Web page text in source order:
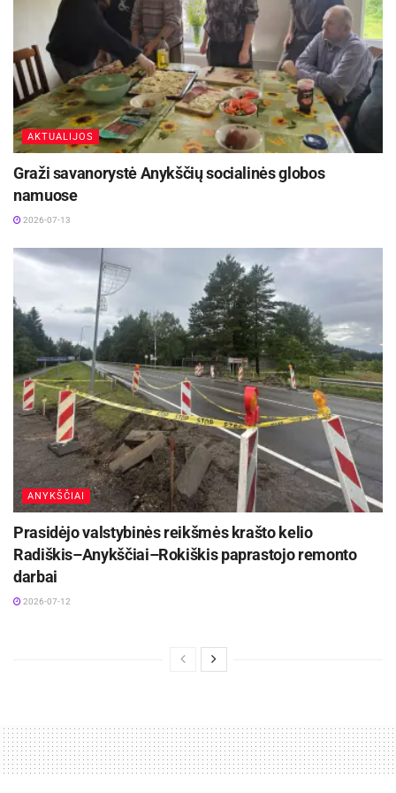
Anykščių menų centras Pranešimas spaudai
AKTUALIJOS
Graži savanorystė Anykščių socialinės globos
namuose
2026-07-13
ANYKŠČIAI
Prasidėjo valstybinės reikšmės krašto kelio
Radiškis–Anykščiai–Rokiškis paprastojo remonto
darbai
2026-07-12